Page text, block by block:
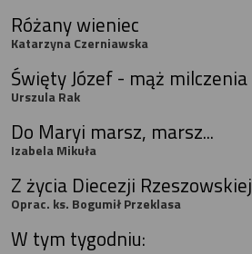
Różany wieniec
Katarzyna Czerniawska
Święty Józef - mąż milczenia
Urszula Rak
Do Maryi marsz, marsz...
Izabela Mikuła
Z życia Diecezji Rzeszowskiej
Oprac. ks. Bogumił Przeklasa
W tym tygodniu: